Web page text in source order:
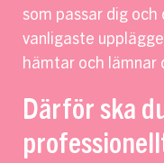
som passar dig
vanligaste
hämtar och lämnar
Därför ska